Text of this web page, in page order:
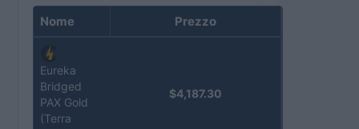
Nome Prezzo
Eureka
Bridged
PAX Gold
(Terra
$4,187.30